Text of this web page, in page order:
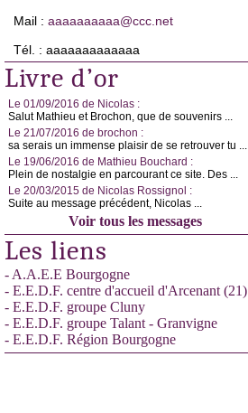
Mail : aaaaaaaaaa@ccc.net
Tél. : aaaaaaaaaaaaa
Livre d’or
Le 01/09/2016 de Nicolas :
Salut Mathieu et Brochon, que de souvenirs ...
Le 21/07/2016 de brochon :
sa serais un immense plaisir de se retrouver tu ...
Le 19/06/2016 de Mathieu Bouchard :
Plein de nostalgie en parcourant ce site. Des ...
Le 20/03/2015 de Nicolas Rossignol :
Suite au message précédent, Nicolas ...
Voir tous les messages
Les liens
- A.A.E.E Bourgogne
- E.E.D.F. centre d'accueil d'Arcenant (21)
- E.E.D.F. groupe Cluny
- E.E.D.F. groupe Talant - Granvigne
- E.E.D.F. Région Bourgogne